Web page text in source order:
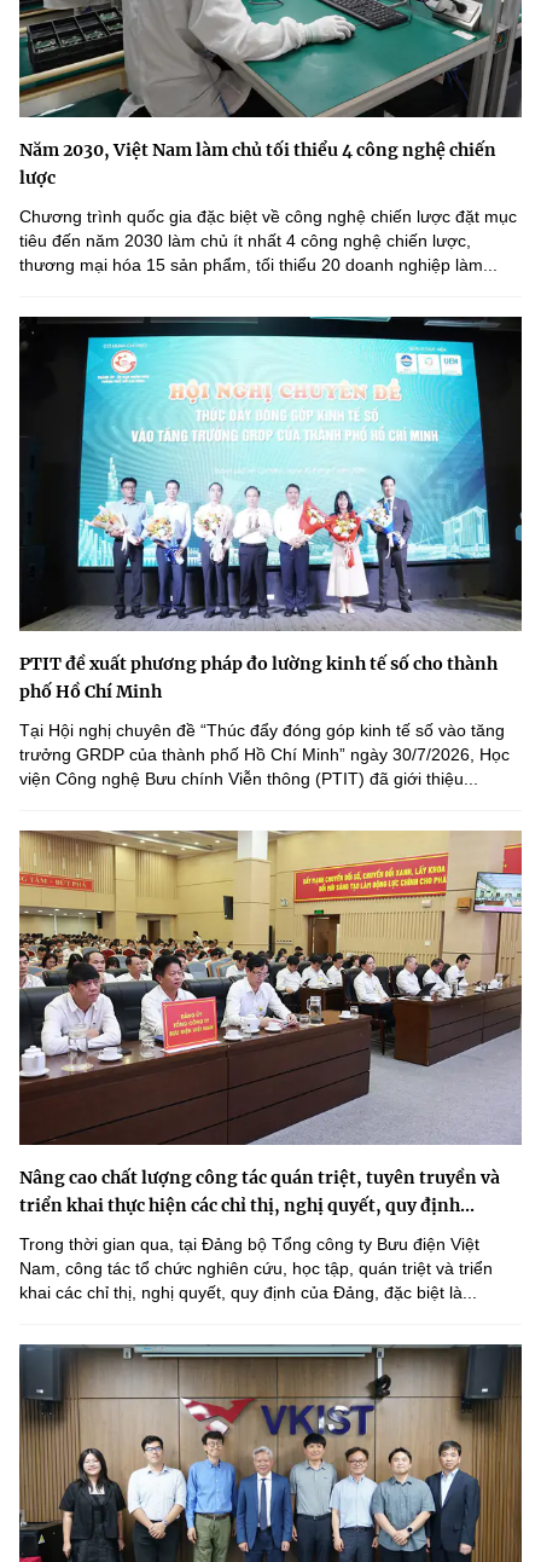
Năm 2030, Việt Nam làm chủ tối thiểu 4 công nghệ chiến
lược
Chương trình quốc gia đặc biệt về công nghệ chiến lược đặt mục
tiêu đến năm 2030 làm chủ ít nhất 4 công nghệ chiến lược,
thương mại hóa 15 sản phẩm, tối thiểu 20 doanh nghiệp làm...
PTIT đề xuất phương pháp đo lường kinh tế số cho thành
phố Hồ Chí Minh
Tại Hội nghị chuyên đề “Thúc đẩy đóng góp kinh tế số vào tăng
trưởng GRDP của thành phố Hồ Chí Minh” ngày 30/7/2026, Học
viện Công nghệ Bưu chính Viễn thông (PTIT) đã giới thiệu...
Nâng cao chất lượng công tác quán triệt, tuyên truyền và
triển khai thực hiện các chỉ thị, nghị quyết, quy định...
Trong thời gian qua, tại Đảng bộ Tổng công ty Bưu điện Việt
Nam, công tác tổ chức nghiên cứu, học tập, quán triệt và triển
khai các chỉ thị, nghị quyết, quy định của Đảng, đặc biệt là...